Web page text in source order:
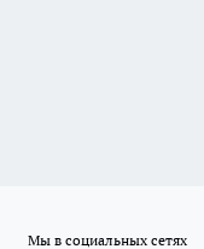
Мы в социальных сетях